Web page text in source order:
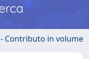
Contributo in volume